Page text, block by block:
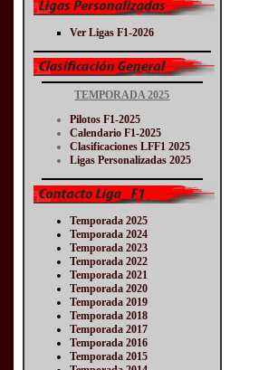
Ver Ligas F1-2026
TEMPORADA 2025
Pilotos F1-2025
Calendario F1-2025
Clasificaciones LFF1 2025
Ligas Personalizadas 2025
Temporada 2025
Temporada 2024
Temporada 2023
Temporada 2022
Temporada 2021
Temporada 2020
Temporada 2019
Temporada 2018
Temporada 2017
Temporada 2016
Temporada 2015